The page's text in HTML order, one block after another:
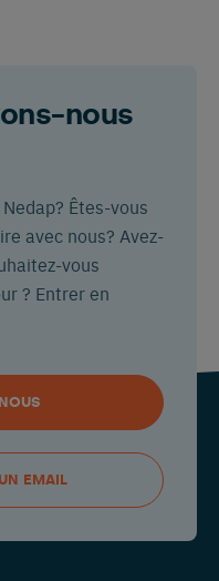
nous
Êtes-vous
avec nous? Avez-
vous
? Entrer en
EMAIL